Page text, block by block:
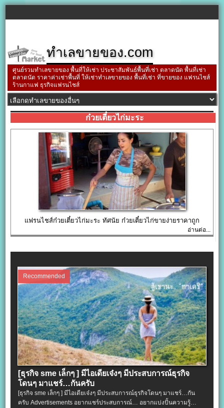
ทำเลขายของ.com
ศูนย์รวมทำเลขายของ พื้นที่ให้เช่า ประชาสัมพันธ์พื้นที่เช่า ตลาดนัด พื้นที่เช่า
ตลาดนัด ราคาค่าเช่าพื้นที่ ให้เช่าทำเลขายของ พื้นที่เช่า ที่ขายของ แฟรนไชส์
ร้านกาแฟ ธุรกิจแฟรนไชส์
ก๋วยเตี๋ยวไก่มะระ
แฟรนไชส์ก๋วยเตี๋ยวไก่มะระ ทัศนัย ก๋วยเตี๋ยวไก่ขายง่ายราคาถูก
อ่านต่อ...
Recommended
[ธุรกิจ sme เล็กๆ ] มีไอเดียเจ๋งๆ มีประสบการณ์ธุรกิจ
โดนๆ มาแชร์…กันครับ
[ธุรกิจ sme เล็กๆ ] มีไอเดียเจ๋งๆ มีประสบการณ์ธุรกิจโดนๆ มาแชร์…กัน
ครับ Advertisements อยากแชร์ประสบการณ์… อยากแบ่งปั้นความรู้…